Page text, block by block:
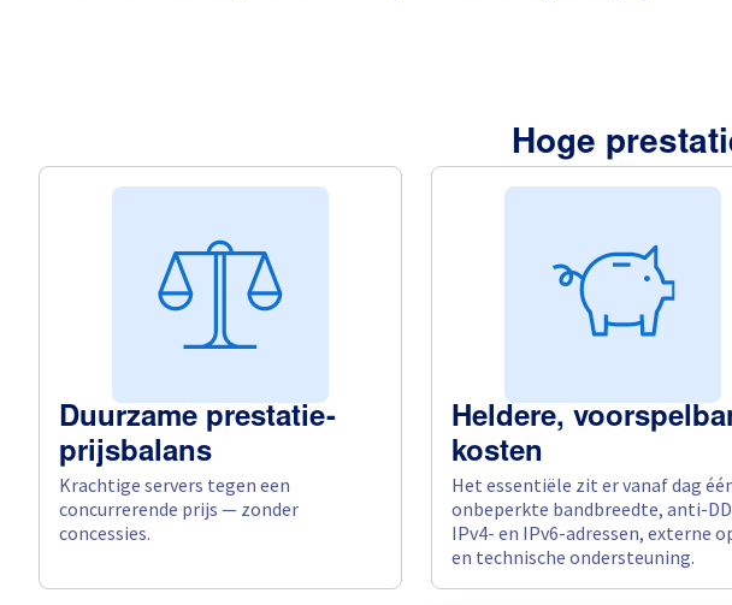
Hoge
Duurzame prestatie-
prijsbalans
Krachtige servers tegen een
concurrerende prijs — zonder
concessies.
Heldere,
kosten
Het essentiële zit er vanaf dag
onbeperkte bandbreedte, anti-
IPv4- en IPv6-adressen, externe
en technische ondersteuning.